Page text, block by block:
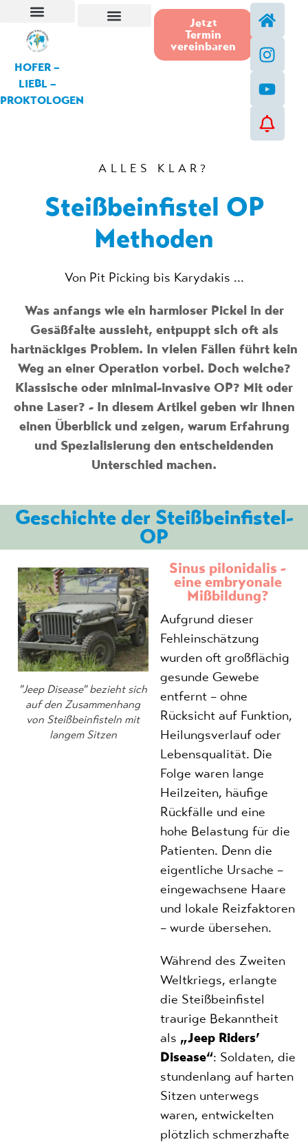
HOFER –
LIEBL –
PROKTOLOGEN
Jetzt
Termin
vereinbaren
ALLES KLAR?
Steißbeinfistel OP
Methoden
Von Pit Picking bis Karydakis ...
Was anfangs wie ein harmloser Pickel in der
Gesäßfalte aussieht, entpuppt sich oft als
hartnäckiges Problem. In vielen Fällen führt kein
Weg an einer Operation vorbei. Doch welche?
Klassische oder minimal-invasive OP? Mit oder
ohne Laser? - In diesem Artikel geben wir Ihnen
einen Überblick und zeigen, warum Erfahrung
und Spezialisierung den entscheidenden
Unterschied machen.
Geschichte der Steißbeinfistel-
OP
"Jeep Disease" bezieht sich
auf den Zusammenhang
von Steißbeinfisteln mit
langem Sitzen
Sinus pilonidalis -
eine embryonale
Mißbildung?
Aufgrund dieser
Fehleinschätzung
wurden oft großflächig
gesunde Gewebe
entfernt – ohne
Rücksicht auf Funktion,
Heilungsverlauf oder
Lebensqualität. Die
Folge waren lange
Heilzeiten, häufige
Rückfälle und eine
hohe Belastung für die
Patienten. Denn die
eigentliche Ursache –
eingewachsene Haare
und lokale Reizfaktoren
– wurde übersehen.
Während des Zweiten
Weltkriegs, erlangte
die Steißbeinfistel
traurige Bekanntheit
als „Jeep Riders’
Disease“: Soldaten, die
stundenlang auf harten
Sitzen unterwegs
waren, entwickelten
plötzlich schmerzhafte